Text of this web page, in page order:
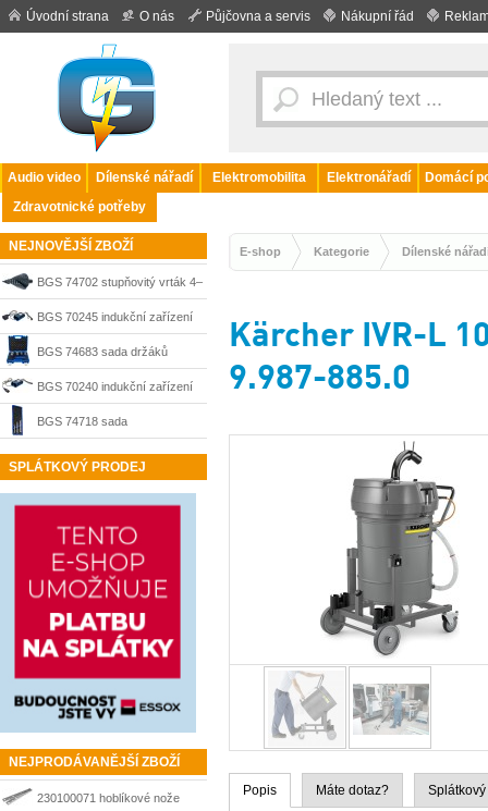
Úvodní strana O nás Půjčovna a servis Nákupní řád
Audio video Dílenské nářadí Elektromobilita Elektronářadí
Domácí
Zdravotnické potřeby
NEJNOVĚJŠÍ ZBOŽÍ
BGS 74702 stupňovitý vrták 4–
52 mm TiAlN
BGS 70245 indukční zařízení
na vytažení promáčklin 1200 W
pro železné i neželezné kovy
BGS 74683 sada držáků
závitnic se čtyřhranem 3/8“ |
1/2“, 4-dílná
BGS 70240 indukční zařízení
na vytažení promáčklin 400 W
BGS 74718 sada
oboustranných přepínacích
SPLÁTKOVÝ PRODEJ
NEJPRODÁVANĚJŠÍ ZBOŽÍ
230100071 hoblíkové nože
E-shop Kategorie Dílenské
Kärcher IVR-L
9.987-885.0
Popis Máte dotaz?